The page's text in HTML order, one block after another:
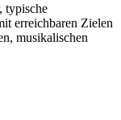
typische
erreichbaren Zielen
musikalischen